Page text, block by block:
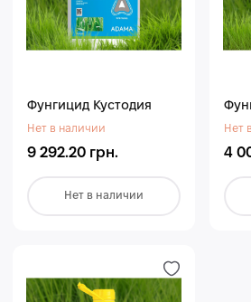
Фунгицид Кустодия
Нет в наличии
9 292.20 грн.
Нет в наличии
Нет
4